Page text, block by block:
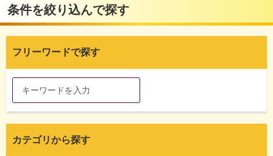
条件を絞り込んで探す
フリーワードで探す
カテゴリから探す